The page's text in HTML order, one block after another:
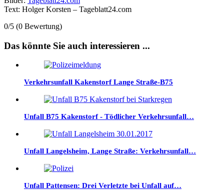
Text: Holger Korsten – Tageblatt24.com
0/5 (0 Bewertung)
Das könnte Sie auch interessieren ...
Verkehrsunfall Kakenstorf Lange Straße-B75
Unfall B75 Kakenstorf - Tödlicher Verkehrsunfall…
Unfall Langelsheim, Lange Straße: Verkehrsunfall…
Unfall Pattensen: Drei Verletzte bei Unfall auf…